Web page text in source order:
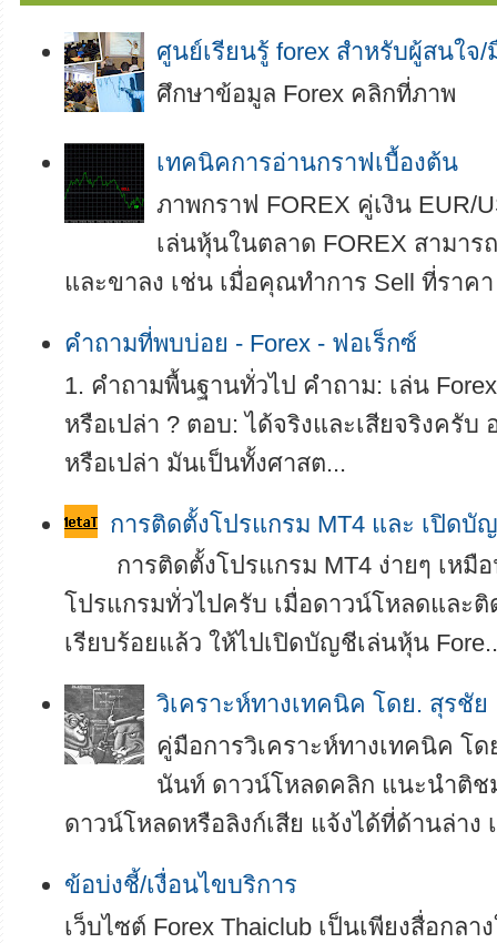
ศูนย์เรียนรู้ forex สำหรับผู้สนใจ/
ศึกษาข้อมูล Forex คลิกที่ภาพ
เทคนิคการอ่านกราฟเบื้องต้น
ภาพกราฟ FOREX คู่เงิน EUR/
เล่นหุ้นในตลาด FOREX สามาร
และขาลง เช่น เมื่อคุณทำการ Sell ที่ราค
คำถามที่พบบ่อย - Forex - ฟอเร็กซ์
1. คำถามพื้นฐานทั่วไป คำถาม: เล่น
หรือเปล่า ? ตอบ: ได้จริงและเสียจริงครั
หรือเปล่า มันเป็นทั้งศาสต...
การติดตั้งโปรแกรม MT4 และ เปิดบั
การติดตั้งโปรแกรม MT4 ง่ายๆ เหมื
โปรแกรมทั่วไปครับ เมื่อดาวน์โหลดและ
เรียบร้อยแล้ว ให้ไปเปิดบัญชีเล่นหุ้น
­­วิเคราะห์ทางเทคนิค โดย. สุรชัย
คู่มือการวิเคราะห์ทางเทคนิค โ
นันท์ ดาวน์โหลดคลิก แนะนำติ
ดาวน์โหลดหรือลิงก์เสีย แจ้งได้ที่ด้านล่าง
ข้อบ่งชี้/เงื่อนไขบริการ
เว็บไซต์ Forex Thaiclub เป็นเพียงสื่อกลา